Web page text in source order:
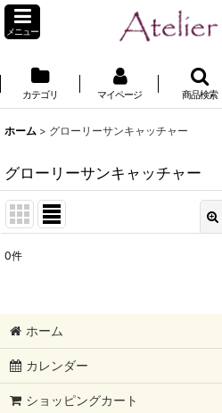
メニュー
カテゴリ マイページ 商品検索
ホーム > グローリーサンキャッチャー
グローリーサンキャッチャー
0件
ホーム
カレンダー
ショッピングカート